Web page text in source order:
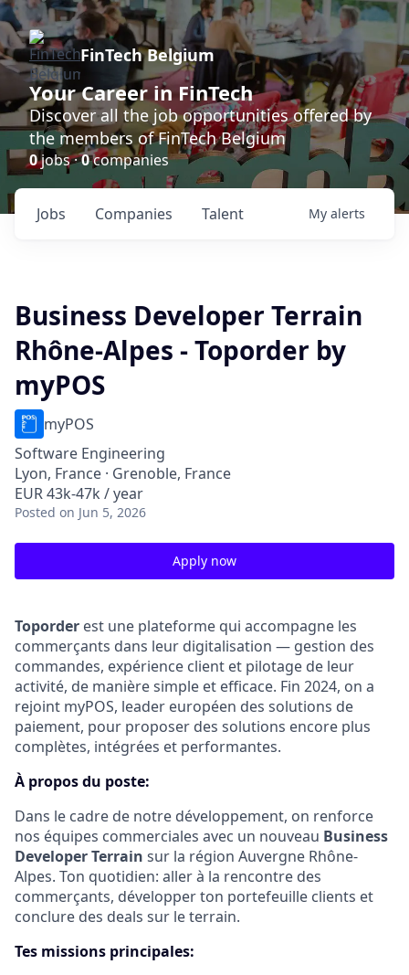
FinTech Belgium
Your Career in FinTech
Discover all the job opportunities offered by
the members of FinTech Belgium
0jobs ·0companies
Jobs Companies Talent My alerts
Business Developer Terrain
Rhône-Alpes - Toporder by
myPOS
myPOS
Software Engineering
Lyon, France · Grenoble, France
EUR 43k-47k / year
Posted on Jun 5, 2026
Apply now
Toporder est une plateforme qui accompagne les
commerçants dans leur digitalisation — gestion des
commandes, expérience client et pilotage de leur
activité, de manière simple et efficace. Fin 2024, on a
rejoint myPOS, leader européen des solutions de
paiement, pour proposer des solutions encore plus
complètes, intégrées et performantes.
À propos du poste:
Dans le cadre de notre développement, on renforce
nos équipes commerciales avec un nouveau Business
Developer Terrain sur la région Auvergne Rhône-
Alpes. Ton quotidien: aller à la rencontre des
commerçants, développer ton portefeuille clients et
conclure des deals sur le terrain.
Tes missions principales: